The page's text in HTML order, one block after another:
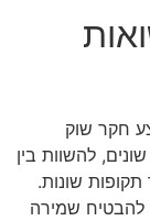
חקר שוק
להשוות בין
שונות.
להבטיח שמירה